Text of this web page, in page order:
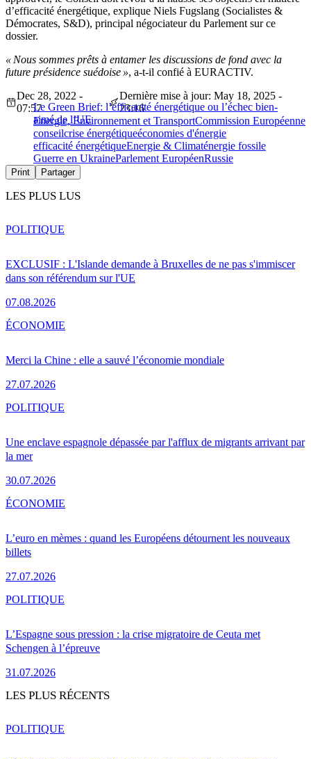
d’efficacité énergétique, explique Niels Fugslang (Socialistes &
Démocrates, S&D), principal négociateur du Parlement sur ce
dossier.
« Nous sommes prêts à entamer les discussions de fond avec la
future présidence suédoise », a-t-il confié à EURACTIV.
Le Green Brief: l’efficacité énergétique ou l’échec bien-
aimé de l’UE
Dec 28, 2022 -
07:57
Dernière mise à jour: May 18, 2025 -
23:16
Energie, Environnement et TransportCommission Européenne
conseilcrise énergétiqueéconomies d'énergie
efficacité énergétiqueEnergie & Climaténergie fossile
Guerre en UkraineParlement EuropéenRussie
Print Partager
LES PLUS LUS
EXCLUSIF : L'Islande demande à Bruxelles de ne pas s'immiscer
dans son référendum sur l'UE
07.08.2026
POLITIQUE
Merci la Chine : elle a sauvé l’économie mondiale
27.07.2026
ÉCONOMIE
Une enclave espagnole dépassée par l'afflux de migrants arrivant par
la mer
30.07.2026
POLITIQUE
L’euro en mèmes : quand les Européens détournent les nouveaux
billets
27.07.2026
ÉCONOMIE
L’Espagne sous pression : la crise migratoire de Ceuta met
Schengen à l’épreuve
31.07.2026
POLITIQUE
LES PLUS RÉCENTS
POLITIQUE